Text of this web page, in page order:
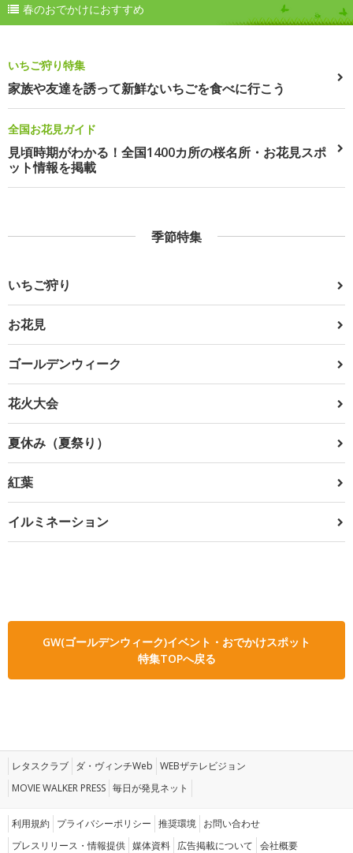
春のおでかけにおすすめ
いちご狩り特集
家族や友達を誘って新鮮ないちごを食べに行こう
全国お花見ガイド
見頃時期がわかる！全国1400カ所の桜名所・お花見スポ
ット情報を掲載
季節特集
いちご狩り
お花見
ゴールデンウィーク
花火大会
夏休み（夏祭り）
紅葉
イルミネーション
GW(ゴールデンウィーク)イベント・おでかけスポット
特集TOPへ戻る
レタスクラブ ダ・ヴィンチWeb WEBザテレビジョン
MOVIE WALKER PRESS 毎日が発見ネット
利用規約 プライバシーポリシー 推奨環境 お問い合わせ
プレスリリース・情報提供 媒体資料 広告掲載について 会社概要